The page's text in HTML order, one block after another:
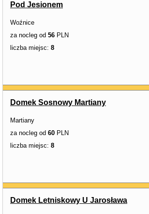
Pod Jesionem
Woźnice
za nocleg od 56 PLN
liczba miejsc: 8
Domek Sosnowy Martiany
Martiany
za nocleg od 60 PLN
liczba miejsc: 8
Domek Letniskowy U Jarosława